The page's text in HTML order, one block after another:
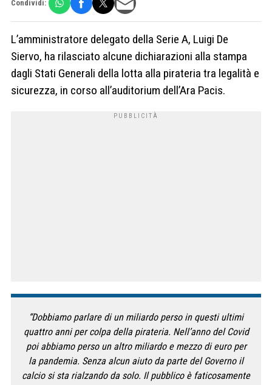
Condividi:
L’amministratore delegato della Serie A, Luigi De
Siervo, ha rilasciato alcune dichiarazioni alla stampa
dagli Stati Generali della lotta alla pirateria tra legalità e
sicurezza, in corso all’auditorium dell’Ara Pacis.
“Dobbiamo parlare di un miliardo perso in questi ultimi
quattro anni per colpa della pirateria. Nell’anno del Covid
poi abbiamo perso un altro miliardo e mezzo di euro per
la pandemia. Senza alcun aiuto da parte del Governo il
calcio si sta rialzando da solo. Il pubblico è faticosamente